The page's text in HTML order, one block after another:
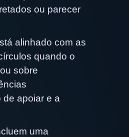
ou parecer
alinhado com as
quando o
sobre
apoiar e a
uma